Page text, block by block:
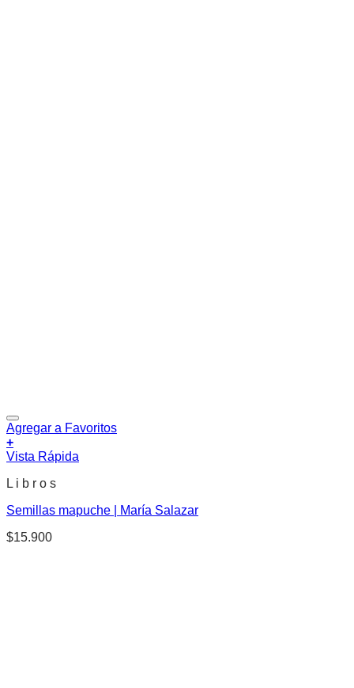
Agregar a Favoritos
+
Vista Rápida
L i b r o s
Semillas mapuche | María Salazar
$15.900